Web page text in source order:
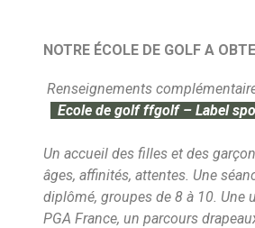
NOTRE ÉCOLE DE GOLF A
Renseignements
Ecole de golf ffgolf – Label
Un accueil des filles et des
âges, affinités, attentes. Une
diplômé, groupes de 8 à 10. Une
PGA France, un parcours